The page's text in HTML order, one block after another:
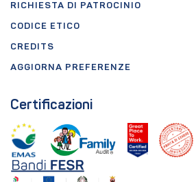
RICHIESTA DI PATROCINIO
CODICE ETICO
CREDITS
AGGIORNA PREFERENZE
Certificazioni